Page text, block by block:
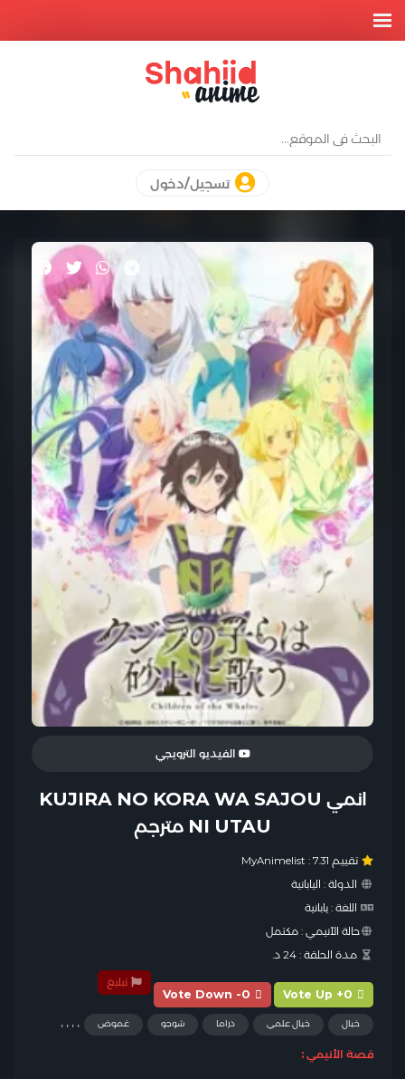
تسجيل/دخول
الفيديو الترويجي
انمي KUJIRA NO KORA WA SAJOU
NI UTAU مترجم
تقييم MyAnimelist : 7.31
الدولة : اليابانية
اللغة :يابانية
حالة الآنيمي :مكتمل
مدة الحلقة :24 د.
Vote Up +0
Vote Down -0
تبليغ
خيال خيال علمي دراما شوجو غموض
قصة الأنيمي :